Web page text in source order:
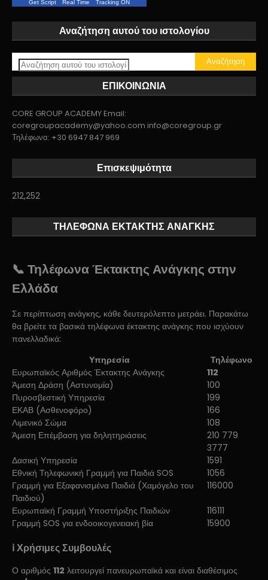
Get Script Real Time Tracking ON
Αναζήτηση αυτού του ιστολογίου
ΕΠΙΚΟΙΝΩΝΙΑ
CORE GROUP ACADEMY Email:
coregroupacademy@yahoo.com info@coregroup.gr
Τηλέφωνα: +30 6947 847 969
Επισκεψιμότητα
212,252
ΤΗΛΕΦΩΝΑ ΕΚΤΑΚΤΗΣ ΑΝΑΓΚΗΣ
📞 Τηλέφωνα Έκτακτης Ανάγκης στην
Ελλάδα
Σε περίπτωση ανάγκης, κάθε δευτερόλεπτο μετράει. Παρακάτω
θα βρείτε τα βασικά τηλέφωνα έκτακτης ανάγκης που ισχύουν
πανελλαδικά:
Υπηρεσία
Τηλέφωνο
Ευρωπαϊκός Αριθμός Έκτακτης Ανάγκης
112
Άμεση Δράση (Αστυνομία)
100
Πυροσβεστική Υπηρεσία
199
ΕΚΑΒ (Ασθενοφόρο)
166
Λιμενικό Σώμα
108
Άμεση Επέμβαση για δηλητηριάσεις
210 779
3777
Δασική Υπηρεσία
1591
Εθνική Τηλεφωνική Γραμμή για Παιδιά SOS
1056
Γραμμή για Εξαφανισμένα Παιδιά (Χαμόγελο του
Παιδιού)
116000
Ευρωπαϊκή Γραμμή Υποστήριξης Παιδιών
116111
Γραμμή SOS για ενδοοικογενειακή βία
15900
ℹ️ Χρήσιμες Συμβουλές
Ο αριθμός 112 λειτουργεί πανευρωπαϊκά και είναι διαθέσιμος